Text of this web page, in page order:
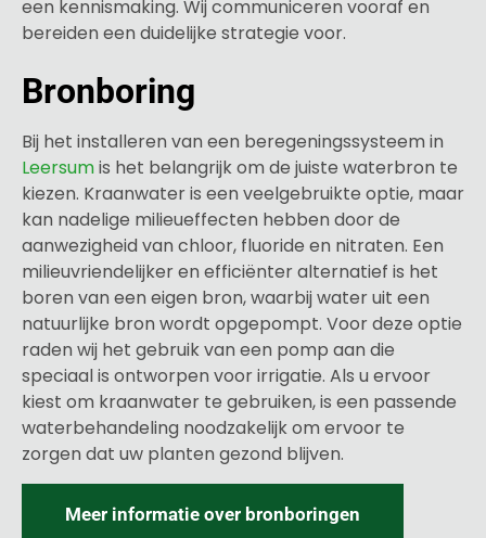
een kennismaking. Wij communiceren vooraf en
bereiden een duidelijke strategie voor.
Bronboring
Bij het installeren van een beregeningssysteem in
Leersumis het belangrijk om de juiste waterbron te
kiezen. Kraanwater is een veelgebruikte optie, maar
kan nadelige milieueffecten hebben door de
aanwezigheid van chloor, fluoride en nitraten. Een
milieuvriendelijker en efficiënter alternatief is het
boren van een eigen bron, waarbij water uit een
natuurlijke bron wordt opgepompt. Voor deze optie
raden wij het gebruik van een pomp aan die
speciaal is ontworpen voor irrigatie. Als u ervoor
kiest om kraanwater te gebruiken, is een passende
waterbehandeling noodzakelijk om ervoor te
zorgen dat uw planten gezond blijven.
Meer informatie over bronboringen